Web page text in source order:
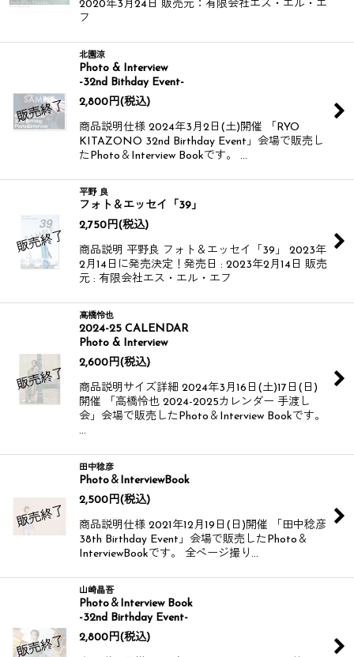
2020年3月24日 販売元：有限会社エス・エル・エ
フ
北園涼
Photo & Interview
-32nd Bithday Event-
2,800 円(税込)
商品説明仕様 2024年3月2日(土)開催 「RYO
KITAZONO 32nd Birthday Event」会場で販売し
たPhoto＆Interview Bookです。 …
平野 良
フォト＆エッセイ「39」
2,750 円(税込)
商品説明 平野良 フォト＆エッセイ「39」 2023年
2月14日に発売決定！​ 発売日 : 2023年2月14日 販売
元 : 有限会社エス・エル・エフ
高橋怜也
2024-25 CALENDAR
Photo & Interview
2,600 円(税込)
商品説明サイズ詳細 2024年3月16日(土)17日(日)
開催 「高橋怜也 2024-2025カレンダー 手渡し
会」会場で販売したPhoto＆Interview Bookです。
…
田中稔彦
Photo＆InterviewBook
2,500 円(税込)
商品説明仕様 2021年12月19日(日)開催 「田中稔彦
38th Birthday Event」会場で販売したPhoto＆
InterviewBookです。 全ページ撮り…
山崎晶吾
Photo＆Interview Book
-32nd Birthday Event-
2,800 円(税込)